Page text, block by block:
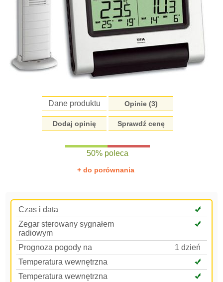
Dane produktu Opinie (3)
Dodaj opinię Sprawdź cenę
50% poleca
+ do porównania
Czas i data
Zegar sterowany sygnałem
radiowym
Prognoza pogody na
1 dzień
Temperatura wewnętrzna
Temperatura wewnętrzna